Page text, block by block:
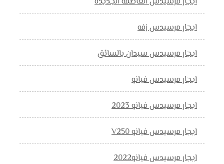
ايجار مرسيدس زفه
ايجار مرسيدس سيدان بالسائق
ايجار مرسيدس فيانو
ايجار مرسيدس فيانو 2023
ايجار مرسيدس فيانو V250
ايجار مرسيدس فيانو2022